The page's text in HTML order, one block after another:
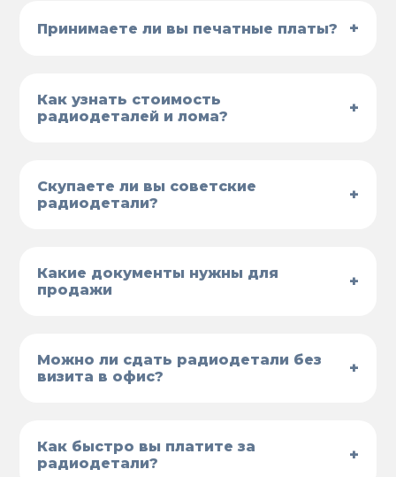
Принимаете ли вы печатные платы? +
Как узнать стоимость
радиодеталей и лома?
+
Скупаете ли вы советские
радиодетали?
+
Какие документы нужны для
продажи
+
Можно ли сдать радиодетали без
визита в офис?
+
Как быстро вы платите за
радиодетали?
+